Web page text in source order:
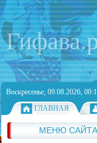
Воскресенье, 09.08.2026,
ГЛАВНАЯ
МЕНЮ САЙТА